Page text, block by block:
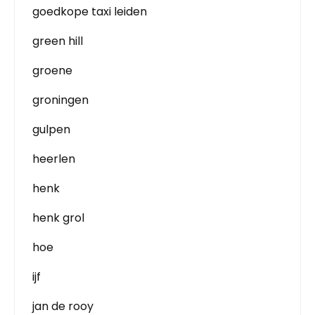
goedkope taxi leiden
green hill
groene
groningen
gulpen
heerlen
henk
henk grol
hoe
ijf
jan de rooy